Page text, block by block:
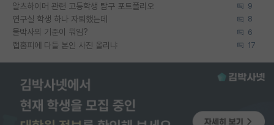
알츠하이머 관련 고등학생 탐구 포트폴리오 9
연구실 학생 하나 자퇴했는데 8
물박사의 기준이 뭐임? 6
랩홈피에 다들 본인 사진 올리냐 17